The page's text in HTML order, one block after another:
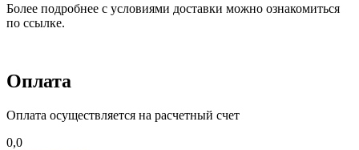
Более подробнее с условиями доставки можно ознакомиться
по ссылке.
Оплата
Оплата осуществляется на расчетный счет
0,0